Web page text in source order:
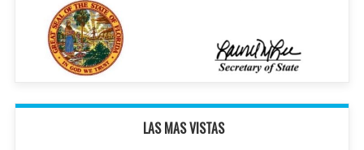
LAS MAS VISTAS